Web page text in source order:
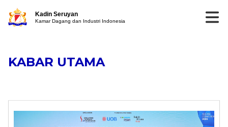
Kadin Seruyan
Kamar Dagang dan Industri Indonesia
KABAR UTAMA